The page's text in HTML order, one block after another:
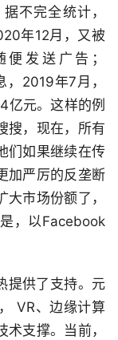
不完全统计，
年12月，又被
发送广告；
2019年7月，
亿元。这样的例
搜，现在，所有
们如果继续在传
加严厉的反垄断
市场份额了，
，以Facebook
提供了支持。元
VR、边缘计算
支撑。当前，